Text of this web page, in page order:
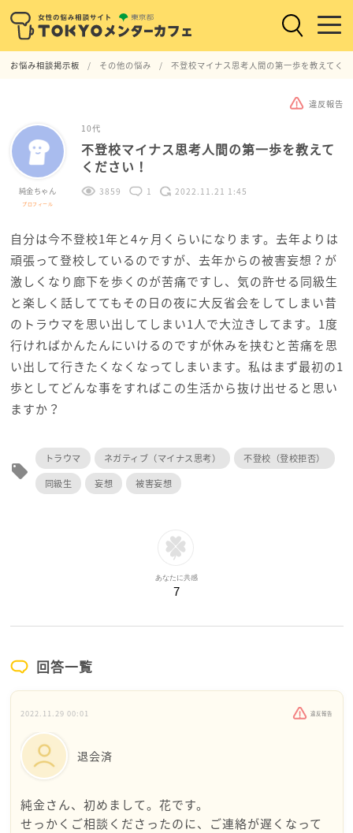
お悩み相談掲示板 その他の悩み 不登校マイナス思考人間の第一歩を教えてく
違反報告
純金ちゃん
プロフィール
10代
不登校マイナス思考人間の第一歩を教えて
ください！
3859 1 2022.11.21 1:45
自分は今不登校1年と4ヶ月くらいになります。去年よりは
頑張って登校しているのですが、去年からの被害妄想？が
激しくなり廊下を歩くのが苦痛ですし、気の許せる同級生
と楽しく話しててもその日の夜に大反省会をしてしまい昔
のトラウマを思い出してしまい1人で大泣きしてます。1度
行ければかんたんにいけるのですが休みを挟むと苦痛を思
い出して行きたくなくなってしまいます。私はまず最初の1
歩としてどんな事をすればこの生活から抜け出せると思い
ますか？
local_offer
トラウマ ネガティブ（マイナス思考）
不登校（登校拒否）
同級生
妄想 被害妄想
あなたに共感
7
回答一覧
2022.11.29 00:01 違反報告
退会済
純金さん、初めまして。花です。
せっかくご相談くださったのに、ご連絡が遅くなって